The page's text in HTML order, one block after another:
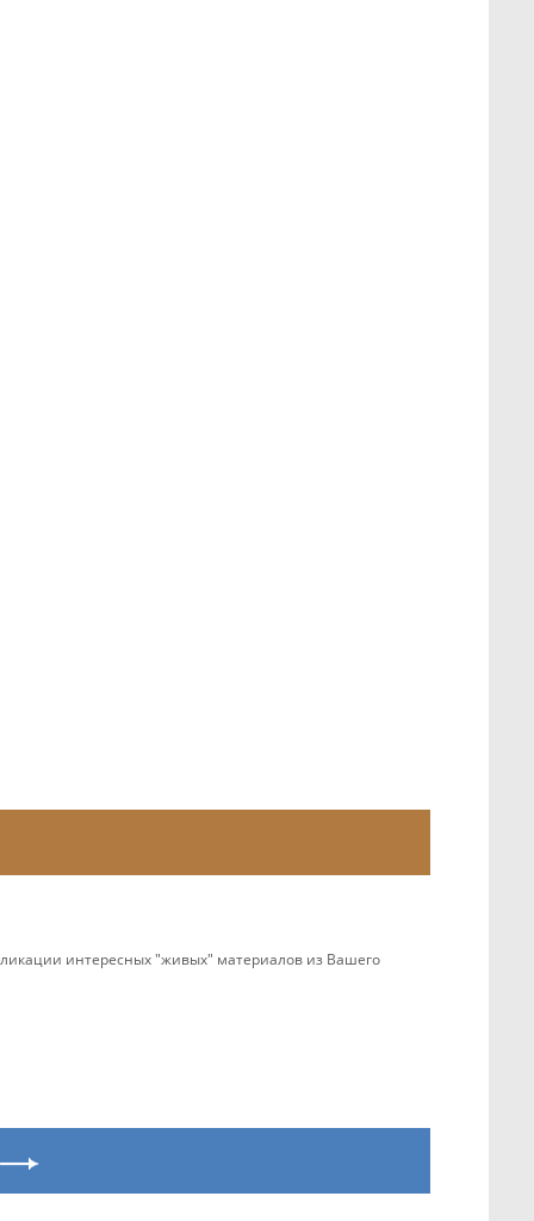
интересных "живых" материалов из Вашего